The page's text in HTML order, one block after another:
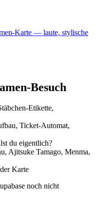
Karte — laute, stylische
Besuch
Etikette,
Ticket-Automat,
du eigentlich?
Ajitsuke Tamago, Menma,
Karte
noch nicht